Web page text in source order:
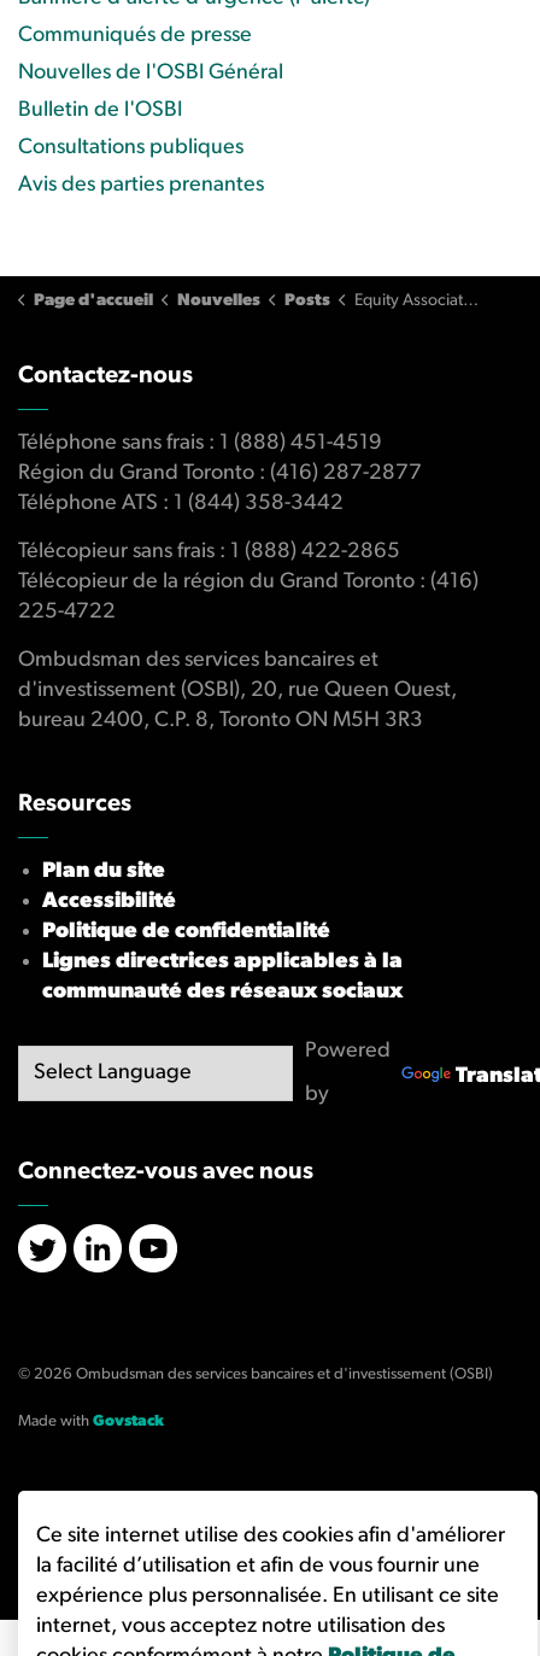
Communiqués de presse
Nouvelles de l'OSBI Général
Bulletin de l'OSBI
Consultations publiques
Avis des parties prenantes
Page d'accueil Nouvelles Posts Equity Associates Refuses to Pay $83,386 Compensation Recommendation
Contactez-nous
Téléphone sans frais : 1 (888) 451-4519
Région du Grand Toronto : (416) 287-2877
Téléphone ATS : 1 (844) 358-3442
Télécopieur sans frais : 1 (888) 422-2865
Télécopieur de la région du Grand Toronto : (416)
225-4722
Ombudsman des services bancaires et
d'investissement (OSBI), 20, rue Queen Ouest,
bureau 2400, C.P. 8, Toronto ON M5H 3R3
Resources
Plan du site
Accessibilité
Politique de confidentialité
Lignes directrices applicables à la
communauté des réseaux sociaux
Powered
by
Connectez-vous avec nous
X/TwitterLinkedInYouTube
© 2026 Ombudsman des services bancaires et d'investissement (OSBI)
Made with Govstack
Ce site internet utilise des cookies afin d'améliorer
la facilité d’utilisation et afin de vous fournir une
expérience plus personnalisée. En utilisant ce site
internet, vous acceptez notre utilisation des